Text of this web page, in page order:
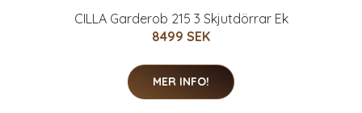
CILLA Garderob 215 3 Skjutdörrar Ek
8499 SEK
MER INFO!